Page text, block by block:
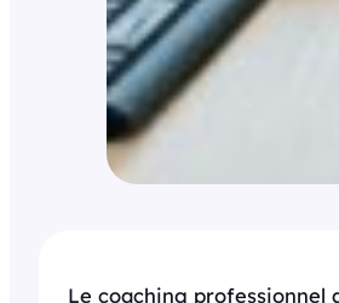
Le coaching professionnel